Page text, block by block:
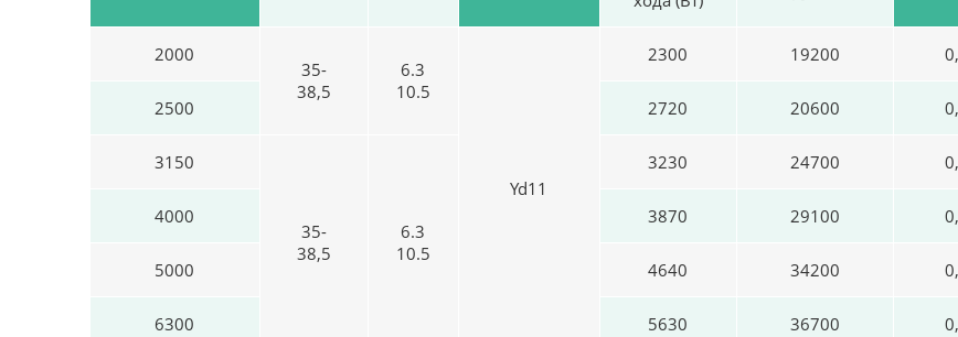
2000
35-
38,5
6.3
10.5
Yd11
2300 19200
2500 2720 20600
3150
35-
38,5
6.3
10.5
3230 24700
4000 3870 29100
5000 4640 34200
6300 5630 36700